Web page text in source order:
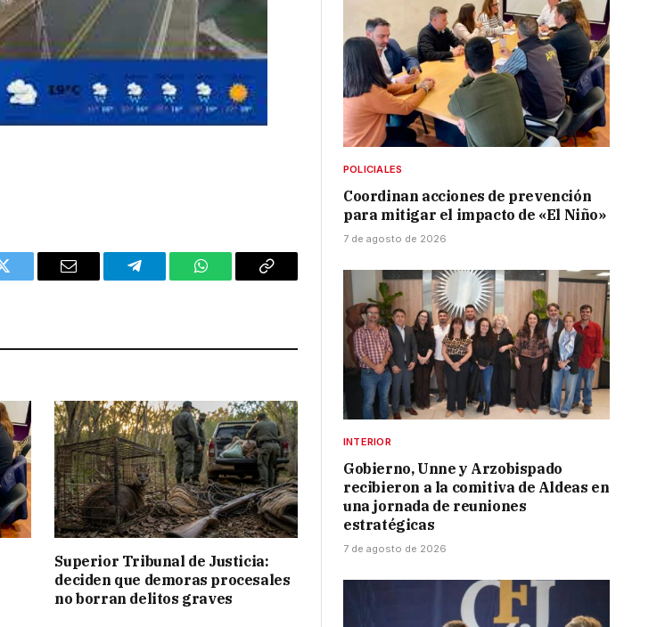
Twitter Email Telegram WhatsAppCopy
Superior Tribunal de Justicia:
deciden que demoras procesales
no borran delitos graves
POLICIALES
Coordinan acciones de prevención
para mitigar el impacto de «El Niño»
7 de agosto de 2026
INTERIOR
Gobierno, Unne y Arzobispado
recibieron a la comitiva de Aldeas en
una jornada de reuniones
estratégicas
7 de agosto de 2026